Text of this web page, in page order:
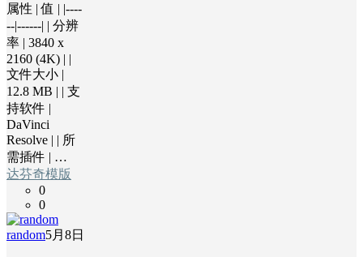
属性 | 值 | |----
--|------| | 分辨
率 | 3840 x
2160 (4K) | |
文件大小 |
12.8 MB | | 支
持软件 |
DaVinci
Resolve | | 所
需插件 | …
达芬奇模版
0
0
random5月8日